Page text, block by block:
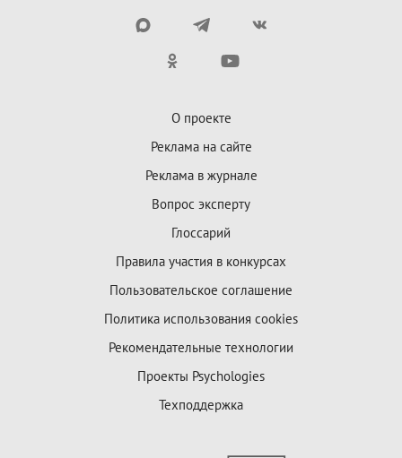
О проекте
Реклама на сайте
Реклама в журнале
Вопрос эксперту
Глоссарий
Правила участия в конкурсах
Пользовательское соглашение
Политика использования cookies
Рекомендательные технологии
Проекты Psychologies
Техподдержка